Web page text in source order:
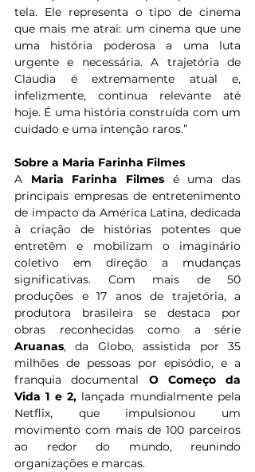
tela. Ele representa o tipo de cinema
que mais me atrai: um cinema que une
uma história poderosa a uma luta
urgente e necessária. A trajetória de
Claudia é extremamente atual e,
infelizmente, continua relevante até
hoje. É uma história construída com um
cuidado e uma intenção raros.”
Sobre a Maria Farinha Filmes
A Maria Farinha Filmes é uma das
principais empresas de entretenimento
de impacto da América Latina, dedicada
à criação de histórias potentes que
entretêm e mobilizam o imaginário
coletivo em direção a mudanças
significativas. Com mais de 50
produções e 17 anos de trajetória, a
produtora brasileira se destaca por
Aruanas, da Globo, assistida por 35
milhões de pessoas por episódio, e a
franquia documental O Começo da
Vida 1 e 2, lançada mundialmente pela
Netflix, que impulsionou um
movimento com mais de 100 parceiros
ao redor do mundo, reunindo
organizações e marcas.